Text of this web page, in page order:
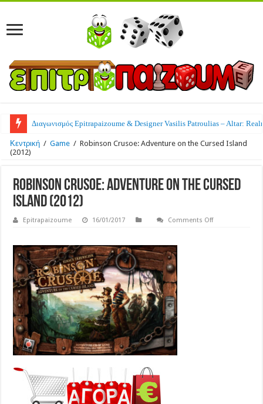
Διαγωνισμός Epitrapaizoume & Designer Vasilis Patroulias – Altar:
Κεντρική / Game / Robinson Crusoe: Adventure on the Cursed Island
(2012)
Robinson Crusoe: Adventure on the Cursed
Island (2012)
Epitrapaizoume 16/01/2017 Comments Offon